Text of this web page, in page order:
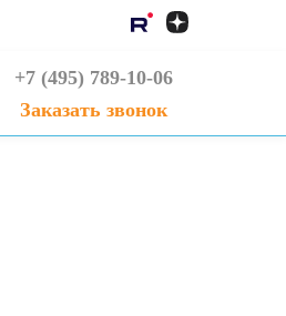
+7 (495) 789-10-06
Заказать звонок